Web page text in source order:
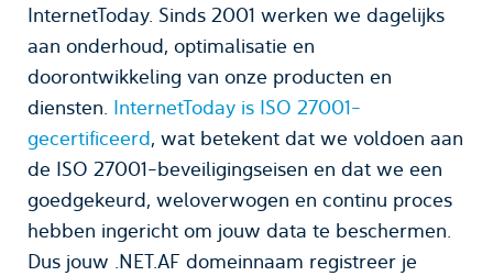
InternetToday. Sinds 2001 werken we dagelijks
aan onderhoud, optimalisatie en
doorontwikkeling van onze producten en
diensten. InternetToday is ISO 27001-
gecertificeerd, wat betekent dat we voldoen aan
de ISO 27001-beveiligingseisen en dat we een
goedgekeurd, weloverwogen en continu proces
hebben ingericht om jouw data te beschermen.
Dus jouw .NET.AF domeinnaam registreer je